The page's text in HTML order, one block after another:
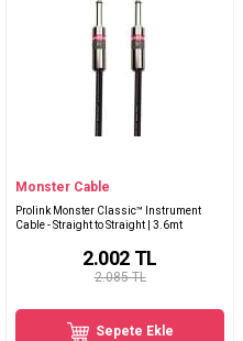
Monster Cable
Prolink Monster Classic™ Instrument
Cable - Straight to Straight | 3.6mt
2.085 TL
2.002 TL
Sepete Ekle